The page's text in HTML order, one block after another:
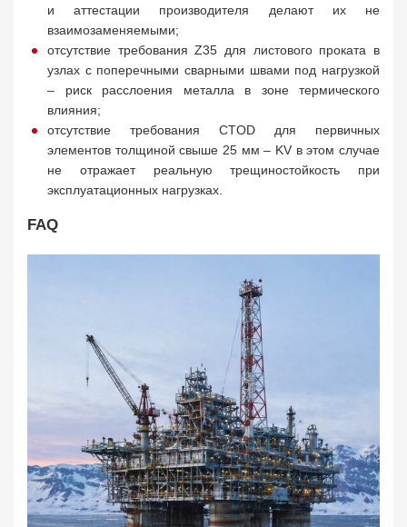
и аттестации производителя делают их не
взаимозаменяемыми;
отсутствие требования Z35 для листового проката в
узлах с поперечными сварными швами под нагрузкой
– риск расслоения металла в зоне термического
влияния;
отсутствие требования CTOD для первичных
элементов толщиной свыше 25 мм – KV в этом случае
не отражает реальную трещиностойкость при
эксплуатационных нагрузках.
FAQ